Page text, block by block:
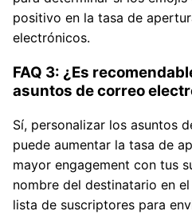
positivo en la tasa de
electrónicos.
FAQ 3: ¿Es
asuntos de correo
Sí, personalizar los asuntos
puede aumentar la tasa de
mayor engagement con tus
nombre del destinatario en
lista de suscriptores para